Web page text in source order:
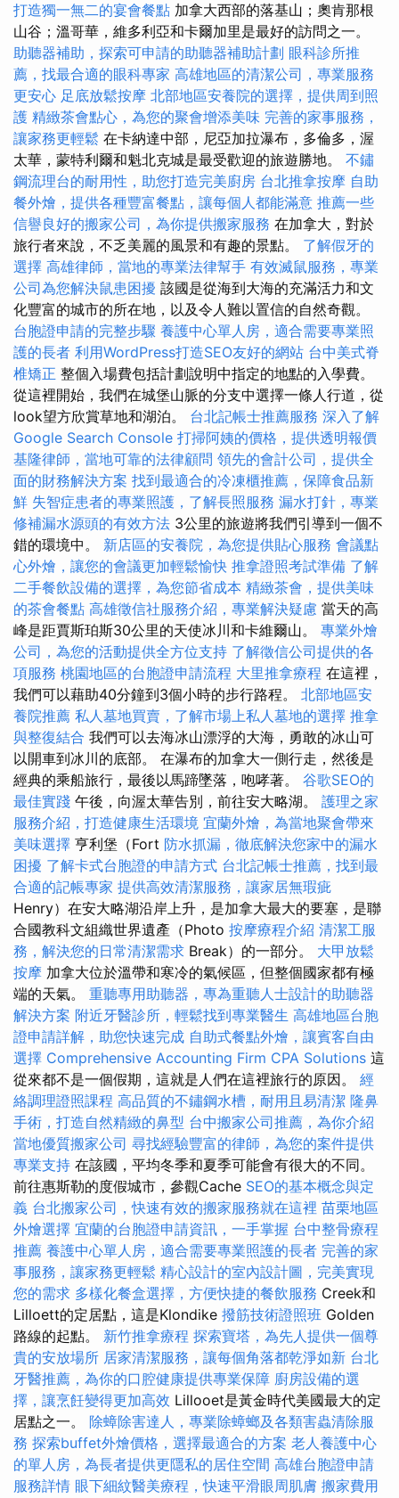
打造獨一無二的宴會餐點 加拿大西部的落基山；奧肯那根
山谷；溫哥華，維多利亞和卡爾加里是最好的訪問之一。
助聽器補助，探索可申請的助聽器補助計劃 眼科診所推
薦，找最合適的眼科專家 高雄地區的清潔公司，專業服務
更安心 足底放鬆按摩 北部地區安養院的選擇，提供周到照
護 精緻茶會點心，為您的聚會增添美味 完善的家事服務，
讓家務更輕鬆 在卡納達中部，尼亞加拉瀑布，多倫多，渥
太華，蒙特利爾和魁北克城是最受歡迎的旅遊勝地。 不鏽
鋼流理台的耐用性，助您打造完美廚房 台北推拿按摩 自助
餐外燴，提供各種豐富餐點，讓每個人都能滿意 推薦一些
信譽良好的搬家公司，為你提供搬家服務 在加拿大，對於
旅行者來說，不乏美麗的風景和有趣的景點。 了解假牙的
選擇 高雄律師，當地的專業法律幫手 有效滅鼠服務，專業
公司為您解決鼠患困擾 該國是從海到大海的充滿活力和文
化豐富的城市的所在地，以及令人難以置信的自然奇觀。
台胞證申請的完整步驟 養護中心單人房，適合需要專業照
護的長者 利用WordPress打造SEO友好的網站 台中美式脊
椎矯正 整個入場費包括計劃說明中指定的地點的入學費。
從這裡開始，我們在城堡山脈的分支中選擇一條人行道，從
look望方欣賞草地和湖泊。 台北記帳士推薦服務 深入了解
Google Search Console 打掃阿姨的價格，提供透明報價
基隆律師，當地可靠的法律顧問 領先的會計公司，提供全
面的財務解決方案 找到最適合的冷凍櫃推薦，保障食品新
鮮 失智症患者的專業照護，了解長照服務 漏水打針，專業
修補漏水源頭的有效方法 3公里的旅遊將我們引導到一個不
錯的環境中。 新店區的安養院，為您提供貼心服務 會議點
心外燴，讓您的會議更加輕鬆愉快 推拿證照考試準備 了解
二手餐飲設備的選擇，為您節省成本 精緻茶會，提供美味
的茶會餐點 高雄徵信社服務介紹，專業解決疑慮 當天的高
峰是距賈斯珀斯30公里的天使冰川和卡維爾山。 專業外燴
公司，為您的活動提供全方位支持 了解徵信公司提供的各
項服務 桃園地區的台胞證申請流程 大里推拿療程 在這裡，
我們可以藉助40分鐘到3個小時的步行路程。 北部地區安
養院推薦 私人墓地買賣，了解市場上私人墓地的選擇 推拿
與整復結合 我們可以去海冰山漂浮的大海，勇敢的冰山可
以開車到冰川的底部。 在瀑布的加拿大一側行走，然後是
經典的乘船旅行，最後以馬蹄墜落，咆哮著。 谷歌SEO的
最佳實踐 午後，向渥太華告別，前往安大略湖。 護理之家
服務介紹，打造健康生活環境 宜蘭外燴，為當地聚會帶來
美味選擇 亨利堡（Fort 防水抓漏，徹底解決您家中的漏水
困擾 了解卡式台胞證的申請方式 台北記帳士推薦，找到最
合適的記帳專家 提供高效清潔服務，讓家居無瑕疵
Henry）在安大略湖沿岸上升，是加拿大最大的要塞，是聯
合國教科文組織世界遺產（Photo 按摩療程介紹 清潔工服
務，解決您的日常清潔需求 Break）的一部分。 大甲放鬆
按摩 加拿大位於溫帶和寒冷的氣候區，但整個國家都有極
端的天氣。 重聽專用助聽器，專為重聽人士設計的助聽器
解決方案 附近牙醫診所，輕鬆找到專業醫生 高雄地區台胞
證申請詳解，助您快速完成 自助式餐點外燴，讓賓客自由
選擇 Comprehensive Accounting Firm CPA Solutions 這
從來都不是一個假期，這就是人們在這裡旅行的原因。 經
絡調理證照課程 高品質的不鏽鋼水槽，耐用且易清潔 隆鼻
手術，打造自然精緻的鼻型 台中搬家公司推薦，為你介紹
當地優質搬家公司 尋找經驗豐富的律師，為您的案件提供
專業支持 在該國，平均冬季和夏季可能會有很大的不同。
前往惠斯勒的度假城市，參觀Cache SEO的基本概念與定
義 台北搬家公司，快速有效的搬家服務就在這裡 苗栗地區
外燴選擇 宜蘭的台胞證申請資訊，一手掌握 台中整骨療程
推薦 養護中心單人房，適合需要專業照護的長者 完善的家
事服務，讓家務更輕鬆 精心設計的室內設計圖，完美實現
您的需求 多樣化餐盒選擇，方便快捷的餐飲服務 Creek和
Lilloett的定居點，這是Klondike 撥筋技術證照班 Golden
路線的起點。 新竹推拿療程 探索寶塔，為先人提供一個尊
貴的安放場所 居家清潔服務，讓每個角落都乾淨如新 台北
牙醫推薦，為你的口腔健康提供專業保障 廚房設備的選
擇，讓烹飪變得更加高效 Lillooet是黃金時代美國最大的定
居點之一。 除蟑除害達人，專業除蟑螂及各類害蟲清除服
務 探索buffet外燴價格，選擇最適合的方案 老人養護中心
的單人房，為長者提供更隱私的居住空間 高雄台胞證申請
服務詳情 眼下細紋醫美療程，快速平滑眼周肌膚 搬家費用